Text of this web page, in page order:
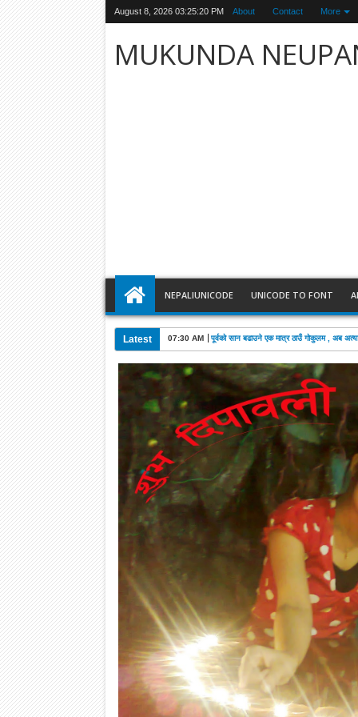
August 8, 2026 03:25:21 PM About Contact More
MUKUNDA
NEPALIUNICODE UNICODE TO FONT
Latest 03:28 AM खड्काको निधनमा कांग्रेसले पाँच दिन शोक मनाउने: